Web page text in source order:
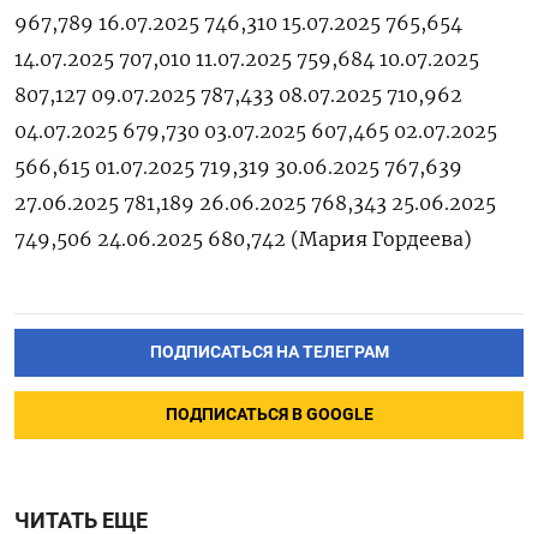
967,789 16.07.2025 746,310 15.07.2025 765,654
14.07.2025 707,010 11.07.2025 759,684 10.07.2025
807,127 09.07.2025 787,433 08.07.2025 710,962
04.07.2025 679,730 03.07.2025 607,465 02.07.2025
566,615 01.07.2025 719,319 30.06.2025 767,639
27.06.2025 781,189 26.06.2025 768,343 25.06.2025
749,506 24.06.2025 680,742 (Мария ‌Гордеева)
ПОДПИСАТЬСЯ НА ТЕЛЕГРАМ
ПОДПИСАТЬСЯ В GOOGLE
ЧИТАТЬ ЕЩЕ